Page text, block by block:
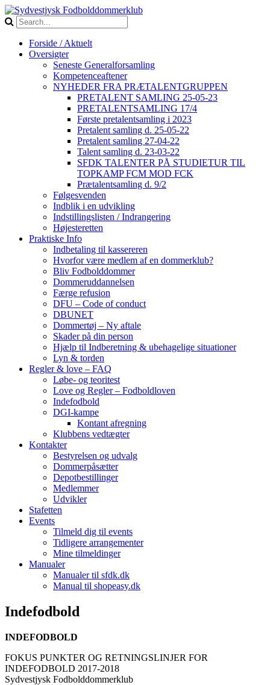
Forside / Aktuelt
Oversigter
Seneste Generalforsamling
Kompetenceaftener
NYHEDER FRA PRÆTALENTGRUPPEN
PRETALENT SAMLING 25-05-23
PRETALENTSAMLING 17/4
Første pretalentsamling i 2023
Pretalent samling d. 25-05-22
Pretalent samling 27-04-22
Talent samling d. 23-03-22
SFDK TALENTER PÅ STUDIETUR TIL
TOPKAMP FCM MOD FCK
Prætalentsamling d. 9/2
Følgesvenden
Indblik i en udvikling
Indstillingslisten / Indrangering
Højesteretten
Praktiske Info
Indbetaling til kassereren
Hvorfor være medlem af en dommerklub?
Bliv Fodbolddommer
Dommeruddannelsen
Færge refusion
DFU – Code of conduct
DBUNET
Dommertøj – Ny aftale
Skader på din person
Hjælp til Indberetning & ubehagelige situationer
Lyn & torden
Regler & love – FAQ
Løbe- og teoritest
Love og Regler – Fodboldloven
Indefodbold
DGI-kampe
Kontant afregning
Klubbens vedtægter
Kontakter
Bestyrelsen og udvalg
Dommerpåsætter
Depotbestillinger
Medlemmer
Udvikler
Stafetten
Events
Tilmeld dig til events
Tidligere arrangementer
Mine tilmeldinger
Manualer
Manualer til sfdk.dk
Manual til shopeasy.dk
Indefodbold
INDEFODBOLD
FOKUS PUNKTER OG RETNINGSLINJER FOR
INDEFODBOLD 2017-2018
Sydvestjysk Fodbolddommerklub